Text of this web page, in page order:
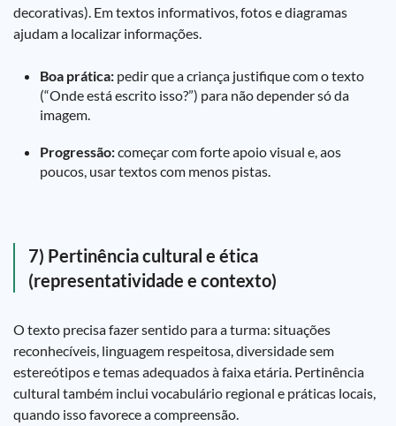
decorativas). Em textos informativos, fotos e diagramas
ajudam a localizar informações.
Boa prática: pedir que a criança justifique com o texto
(“Onde está escrito isso?”) para não depender só da
imagem.
Progressão:começar com forte apoio visual e, aos
poucos, usar textos com menos pistas.
7) Pertinência cultural e ética
(representatividade e contexto)
O texto precisa fazer sentido para a turma: situações
reconhecíveis, linguagem respeitosa, diversidade sem
estereótipos e temas adequados à faixa etária. Pertinência
cultural também inclui vocabulário regional e práticas locais,
quando isso favorece a compreensão.